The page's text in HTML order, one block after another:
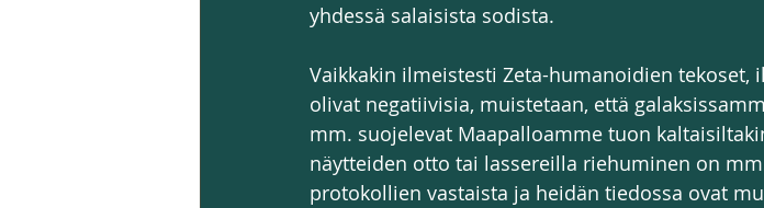
yhdessä salaisista sodista.
Vaikkakin ilmeistesti Zeta-humanoidien tekoset,
olivat negatiivisia, muistetaan, että
mm. suojelevat Maapalloamme tuon
näytteiden otto tai lassereilla riehuminen on
protokollien vastaista ja heidän tiedossa ovat